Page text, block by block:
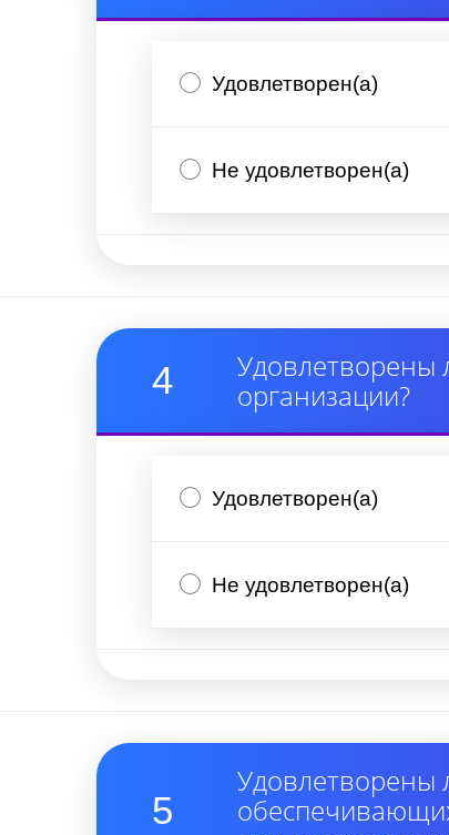
Удовлетворен(а)
Не удовлетворен(а)
4
Удовлетворены
организации?
Удовлетворен(а)
Не удовлетворен(а)
5
Удовлетворены